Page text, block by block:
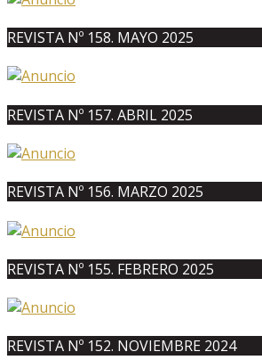
REVISTA Nº 158. MAYO 2025
REVISTA Nº 157. ABRIL 2025
REVISTA Nº 156. MARZO 2025
REVISTA Nº 155. FEBRERO 2025
REVISTA Nº 152. NOVIEMBRE 2024